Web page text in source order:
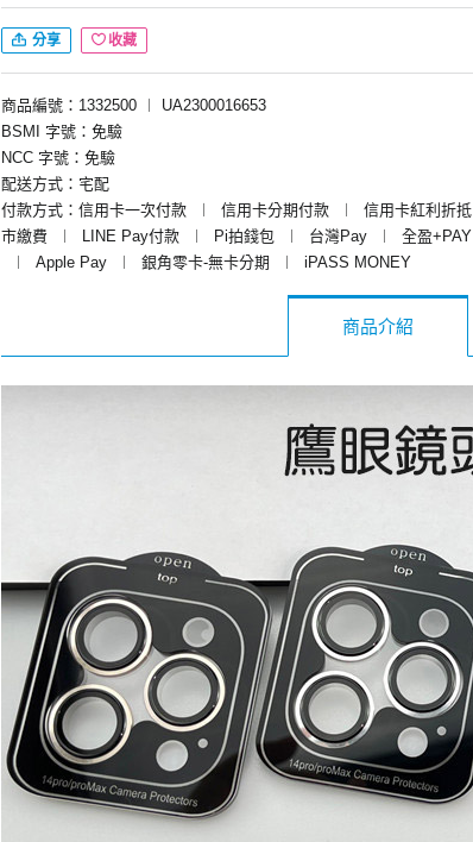
分享 收藏
商品編號：1332500 ︱
UA2300016653
BSMI 字號：免驗
NCC 字號：免驗
配送方式：宅配
付款方式：信用卡一次付款
︱ 信用卡分期付款 ︱ 信用卡紅利折抵
市繳費
︱ LINE Pay付款 ︱ Pi拍錢包 ︱ 台灣Pay ︱ 全盈+PAY
︱
Apple Pay ︱ 銀角零卡-無卡分期 ︱ iPASS MONEY
商品介紹